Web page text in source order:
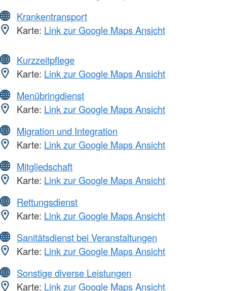
Krankentransport
Karte: Link zur Google Maps Ansicht
Kurzzeitpflege
Karte: Link zur Google Maps Ansicht
Menübringdienst
Karte: Link zur Google Maps Ansicht
Migration und Integration
Karte: Link zur Google Maps Ansicht
Mitgliedschaft
Karte: Link zur Google Maps Ansicht
Rettungsdienst
Karte: Link zur Google Maps Ansicht
Sanitätsdienst bei Veranstaltungen
Karte: Link zur Google Maps Ansicht
Sonstige diverse Leistungen
Karte: Link zur Google Maps Ansicht